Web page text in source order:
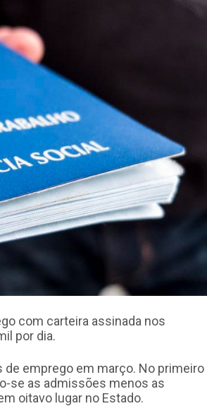
com carteira assinada nos
por dia.
de emprego em março. No primeiro
se as admissões menos as
oitavo lugar no Estado.